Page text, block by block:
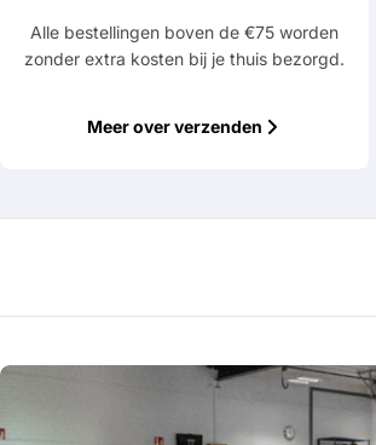
Alle bestellingen boven de €75 worden
zonder extra kosten bij je thuis bezorgd.
Meer over verzenden